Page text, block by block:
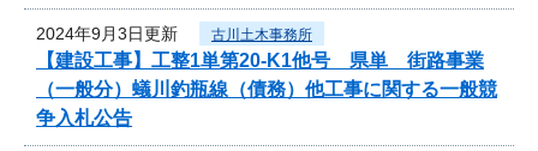
2024年9月3日更新 古川土木事務所
【建設工事】工整1単第20-K1他号 県単 街路事業
（一般分）蟻川釣瓶線（債務）他工事に関する一般競
争入札公告